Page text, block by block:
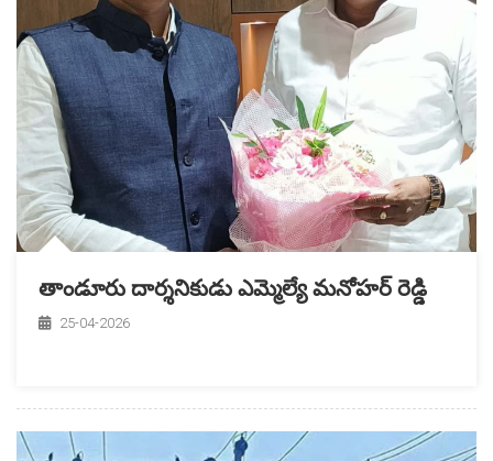
తాండూరు దార్శనికుడు ఎమ్మెల్యే మనోహర్ రెడ్డి
25-04-2026